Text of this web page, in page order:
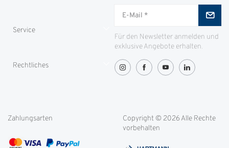
Greenity
Weitere Themen
Service
Kontakt
Service international
Rechtliches
Cookie-Einstellungen
AGB
Für den Newsletter anmelden und
exklusive Angebote erhalten.
Zahlungsarten
Copyright © 2026 Alle Rechte
vorbehalten